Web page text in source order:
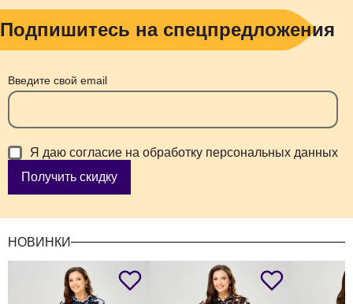
Подпишитесь на спецпредложения
Введите свой email
Я даю согласие на обработку персональных данных
Получить скидку
НОВИНКИ